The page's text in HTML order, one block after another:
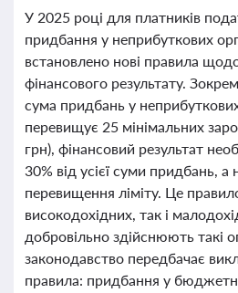
У 2025 році для платників
придбання у неприбуткових
встановлено нові правила
фінансового результату.
сума придбань у неприбуткових
перевищує 25 мінімальних
грн), фінансовий результат
30% від усієї суми придбань, а
перевищення ліміту. Це
високодохідних, так і
добровільно здійснюють такі
законодавство передбачає
правила: придбання у